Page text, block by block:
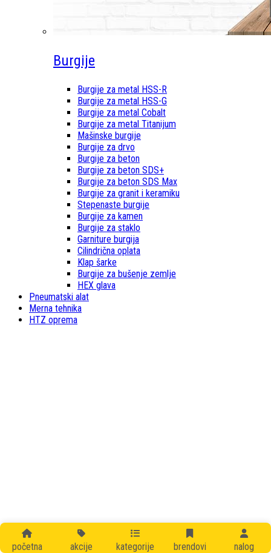
početna akcije kategorije brendovi nalog
Burgije
Burgije za metal HSS-R
Burgije za metal HSS-G
Burgije za metal Cobalt
Burgije za metal Titanijum
Mašinske burgije
Burgije za drvo
Burgije za beton
Burgije za beton SDS+
Burgije za beton SDS Max
Burgije za granit i keramiku
Stepenaste burgije
Burgije za kamen
Burgije za staklo
Garniture burgija
Cilindrična oplata
Klap šarke
Burgije za bušenje zemlje
HEX glava
Pneumatski alat
Merna tehnika
HTZ oprema